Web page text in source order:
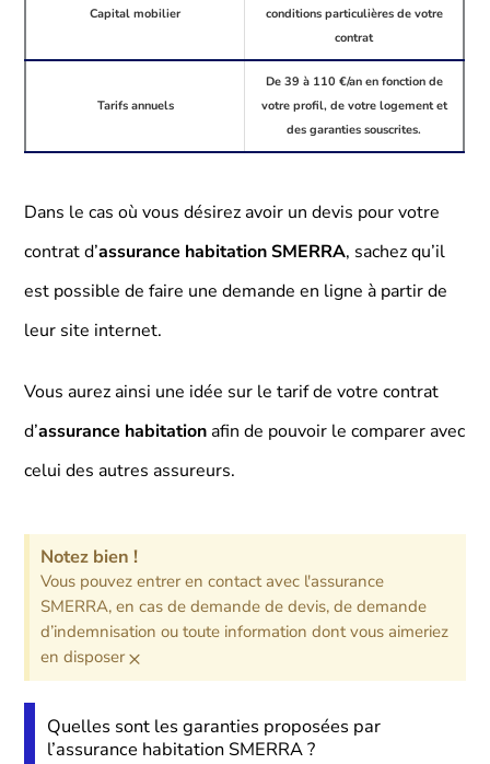
Capital mobilier
conditions particulières de votre
contrat
Tarifs annuels
De 39 à 110 €/an en fonction de
votre profil, de votre logement et
des garanties souscrites.
Dans le cas où vous désirez avoir un devis pour votre
contrat d’assurance habitation SMERRA, sachez qu’il
est possible de faire une demande en ligne à partir de
leur site internet.
Vous aurez ainsi une idée sur le tarif de votre contrat
d’assurance habitationafin de pouvoir le comparer avec
celui des autres assureurs.
Notez bien !
Vous pouvez entrer en contact avec l'assurance
SMERRA, en cas de demande de devis, de demande
d’indemnisation ou toute information dont vous aimeriez
en disposer ×
Quelles sont les garanties proposées par
l’assurance habitation SMERRA ?